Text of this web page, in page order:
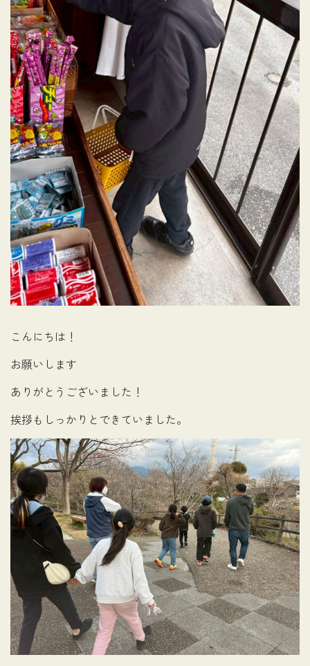
こんにちは！
お願いします
ありがとうございました！
挨拶もしっかりとできていました。